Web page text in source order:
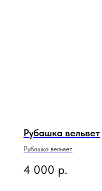
Рубашка вельвет
Рубашка вельвет
4 000 р.